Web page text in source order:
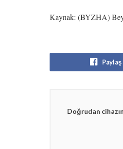
Kaynak: (BYZHA)
Paylaş
Doğrudan